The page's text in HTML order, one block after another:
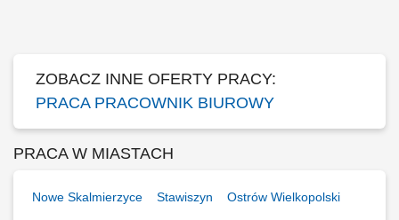
ZOBACZ INNE OFERTY PRACY:
PRACA PRACOWNIK BIUROWY
PRACA W MIASTACH
Nowe Skalmierzyce Stawiszyn Ostrów Wielkopolski